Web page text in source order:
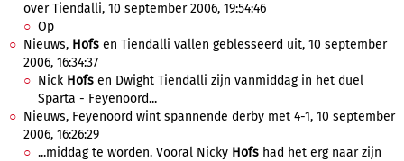
over Tiendalli, 10 september 2006, 19:54:46
Op
Nieuws, Hofs en Tiendalli vallen geblesseerd uit, 10 september
2006, 16:34:37
Nick Hofs en Dwight Tiendalli zijn vanmiddag in het duel
Sparta - Feyenoord...
Nieuws, Feyenoord wint spannende derby met 4-1, 10 september
2006, 16:26:29
...middag te worden. Vooral Nicky Hofs had het erg naar zijn